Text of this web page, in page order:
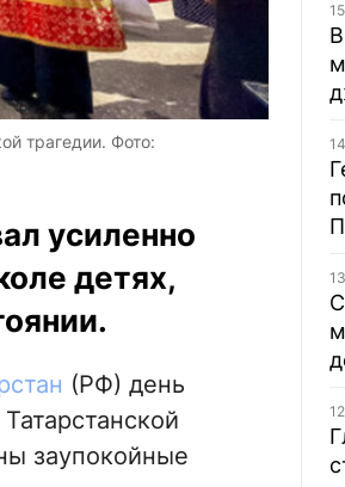
трагедии. Фото:
усиленно
детях,
(РФ) день
заупокойные